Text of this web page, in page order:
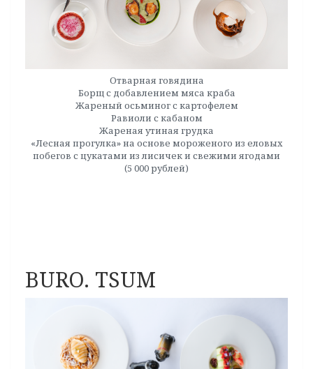
Отварная говядина
Борщ с добавлением мяса краба
Жареный осьминог с картофелем
Равиоли с кабаном
Жареная утиная грудка
«Лесная прогулка» на основе мороженого из еловых
побегов с цукатами из лисичек и свежими ягодами
(5 000 рублей)
BURO. TSUM